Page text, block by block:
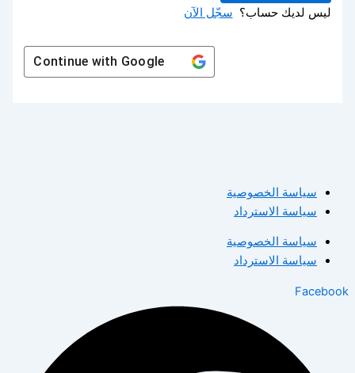
ليس لديك حساب؟ سجّل الآن
Continue withGoogle
سياسة الخصوصية
سياسة الاسترداد
سياسة الخصوصية
سياسة الاسترداد
Facebook